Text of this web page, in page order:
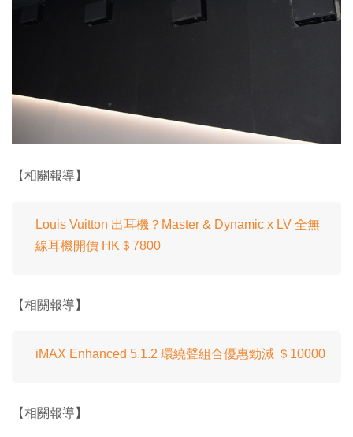
【相關報導】
Louis Vuitton 出耳機？Master & Dynamic x LV 全無
線耳機開價 HK＄7800
【相關報導】
iMAX Enhanced 5.1.2 環繞聲組合優惠勁減 ＄10000
【相關報導】